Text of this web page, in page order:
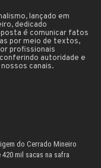
lançado em
dedicado
é comunicar fatos
por meio de textos,
profissionais
autoridade e
canais.
do Cerrado Mineiro
mil sacas na safra